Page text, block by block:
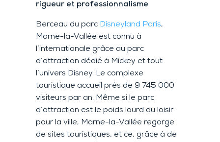
rigueur et professionnalisme
Berceau du parc Disneyland Paris,
Marne-la-Vallée est connu à
l’internationale grâce au parc
d’attraction dédié à Mickey et tout
l’univers Disney. Le complexe
touristique accueil près de 9 745 000
visiteurs par an. Même si le parc
d’attraction est le poids lourd du loisir
pour la ville, Marne-la-Vallée regorge
de sites touristiques, et ce, grâce à de